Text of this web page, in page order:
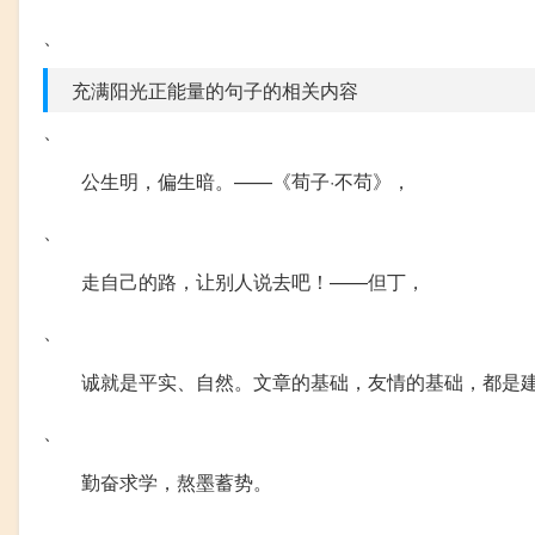
、
充满阳光正能量的句子的相关内容
、
公生明，偏生暗。——《荀子·不苟》，
、
走自己的路，让别人说去吧！——但丁，
、
诚就是平实、自然。文章的基础，友情的基础，都是
、
勤奋求学，熬墨蓄势。